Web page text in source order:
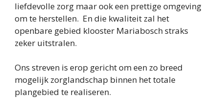
liefdevolle zorg maar ook een prettige omgeving
om te herstellen. En die kwaliteit zal het
openbare gebied klooster Mariabosch straks
zeker uitstralen.
Ons streven is erop gericht om een zo breed
mogelijk zorglandschap binnen het totale
plangebied te realiseren.